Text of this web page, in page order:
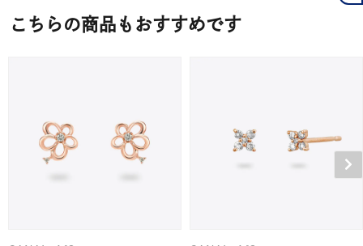
こちらの商品もおすすめです